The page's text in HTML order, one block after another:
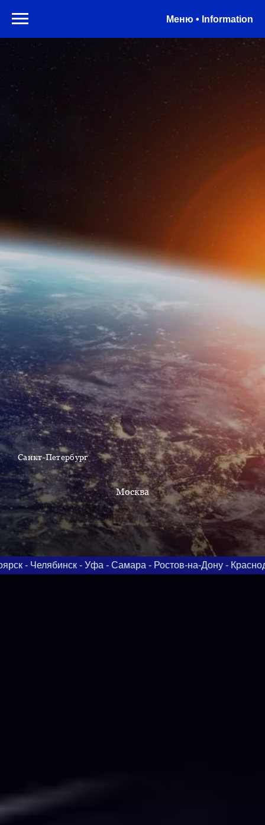
Меню • Information
Санкт-Петербург
Москва
- Самара - Ростов-на-Дону - Краснодар - Омск -